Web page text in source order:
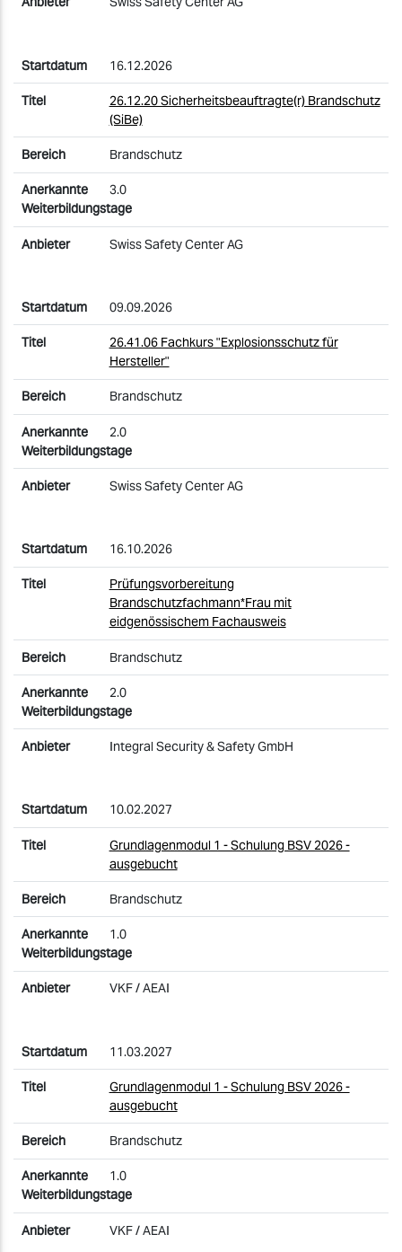
16.12.2026
26.12.20 Sicherheitsbeauftragte(r) Brandschutz
(SiBe)
Brandschutz
3.0
Swiss Safety Center AG
09.09.2026
26.41.06 Fachkurs "Explosionsschutz für
Hersteller"
Brandschutz
2.0
Swiss Safety Center AG
16.10.2026
Prüfungsvorbereitung
Brandschutzfachmann*Frau mit
eidgenössischem Fachausweis
Brandschutz
2.0
Integral Security & Safety GmbH
10.02.2027
Grundlagenmodul 1 - Schulung BSV 2026 -
ausgebucht
Brandschutz
1.0
VKF / AEAI
11.03.2027
Grundlagenmodul 1 - Schulung BSV 2026 -
ausgebucht
Brandschutz
1.0
VKF / AEAI